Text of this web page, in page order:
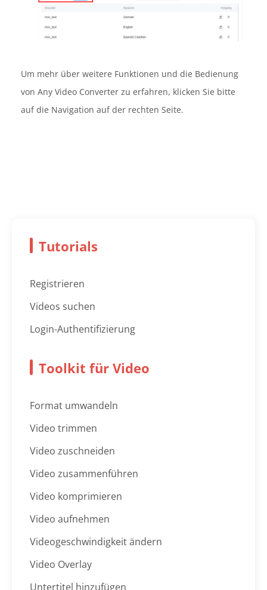
Um mehr über weitere Funktionen und die Bedienung
von Any Video Converter zu erfahren, klicken Sie bitte
auf die Navigation auf der rechten Seite.
Tutorials
Registrieren
Videos suchen
Login-Authentifizierung
Toolkit für Video
Format umwandeln
Video trimmen
Video zuschneiden
Video zusammenführen
Video komprimieren
Video aufnehmen
Videogeschwindigkeit ändern
Video Overlay
Untertitel hinzufügen